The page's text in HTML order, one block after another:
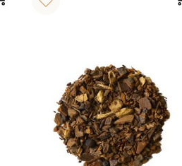
Lägg till i favoriter